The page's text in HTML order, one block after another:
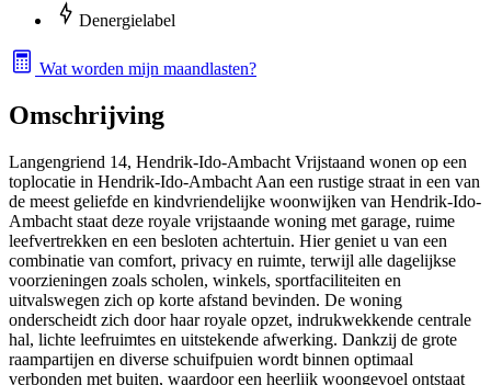
Denergielabel
Wat worden mijn maandlasten?
Omschrijving
Langengriend 14, Hendrik-Ido-Ambacht Vrijstaand wonen op een
toplocatie in Hendrik-Ido-Ambacht Aan een rustige straat in een van
de meest geliefde en kindvriendelijke woonwijken van Hendrik-Ido-
Ambacht staat deze royale vrijstaande woning met garage, ruime
leefvertrekken en een besloten achtertuin. Hier geniet u van een
combinatie van comfort, privacy en ruimte, terwijl alle dagelijkse
voorzieningen zoals scholen, winkels, sportfaciliteiten en
uitvalswegen zich op korte afstand bevinden. De woning
onderscheidt zich door haar royale opzet, indrukwekkende centrale
hal, lichte leefruimtes en uitstekende afwerking. Dankzij de grote
raampartijen en diverse schuifpuien wordt binnen optimaal
verbonden met buiten, waardoor een heerlijk woongevoel ontstaat